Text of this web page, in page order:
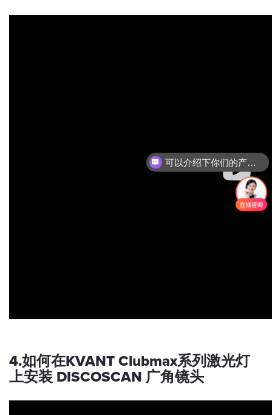
4.如何在KVANT Clubmax系列激光灯
上安装 DISCOSCAN 广角镜头
可以介绍下你们的产品么？